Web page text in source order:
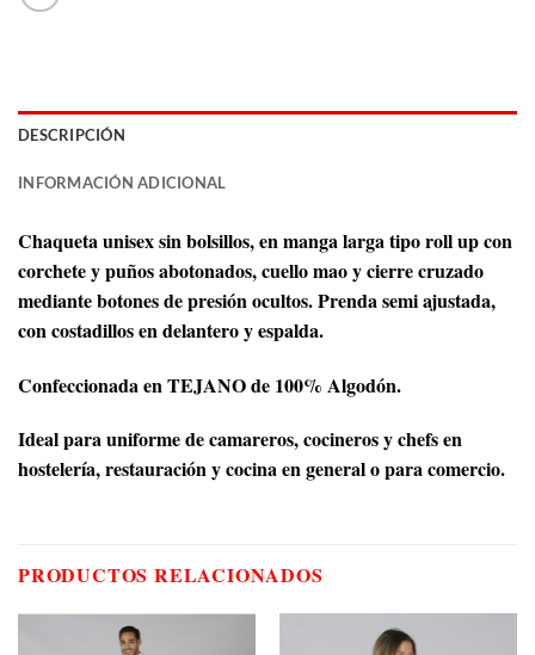
DESCRIPCIÓN
INFORMACIÓN ADICIONAL
Chaqueta unisex sin bolsillos, en manga larga tipo roll up con
corchete y puños abotonados, cuello mao y cierre cruzado
mediante botones de presión ocultos. Prenda semi ajustada,
con costadillos en delantero y espalda.
Confeccionada en TEJANO de 100% Algodón.
Ideal para uniforme de camareros, cocineros y chefs en
hostelería, restauración y cocina en general o para comercio.
PRODUCTOS RELACIONADOS